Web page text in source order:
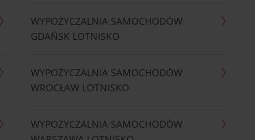
WYPOŻYCZALNIA SAMOCHODÓW
GDAŃSK LOTNISKO
WYPOŻYCZALNIA SAMOCHODÓW
WROCŁAW LOTNISKO
WYPOŻYCZALNIA SAMOCHODÓW